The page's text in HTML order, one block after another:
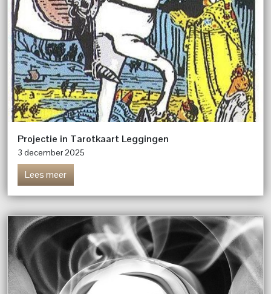
Projectie in Tarotkaart Leggingen
3 december 2025
Lees meer